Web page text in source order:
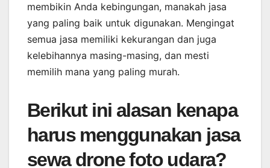
membikin Anda kebingungan, manakah jasa
yang paling baik untuk digunakan. Mengingat
semua jasa memiliki kekurangan dan juga
kelebihannya masing-masing, dan mesti
memilih mana yang paling murah.
Berikut ini alasan kenapa
harus menggunakan jasa
sewa drone foto udara?